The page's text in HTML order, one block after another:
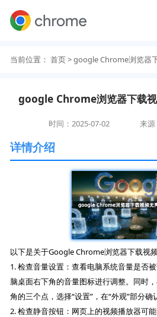
当前位置： 首页> google Chrome浏览器
google Chrome浏览器下载
时间：2025-07-02 来
详情介绍
以下是关于Google Chrome浏览器下载视
1. 检查音量设置：查看电脑系统音量是否
脑桌面右下角的音量图标进行调整。同时
角的三个点，选择“设置”，在“外观”部分确
2. 检查静音按钮：网页上的视频播放器可